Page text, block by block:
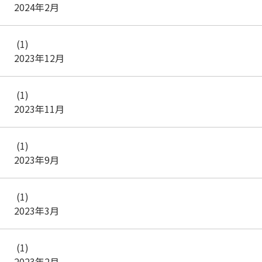
2024年2月
2023年12月
(1)
2023年11月
(1)
2023年9月
(1)
2023年3月
(1)
(1)